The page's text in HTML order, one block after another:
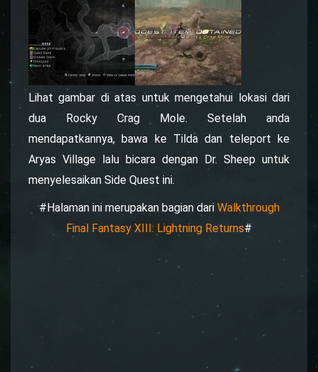
Lihat gambar di atas untuk mengetahui lokasi dari
dua Rocky Crag Mole. Setelah anda
mendapatkannya, bawa ke Tilda dan teleport ke
Aryas Village lalu bicara dengan Dr. Sheep untuk
menyelesaikan Side Quest ini.
#Halaman ini merupakan bagian dari Walkthrough
Final Fantasy XIII: Lightning Returns#